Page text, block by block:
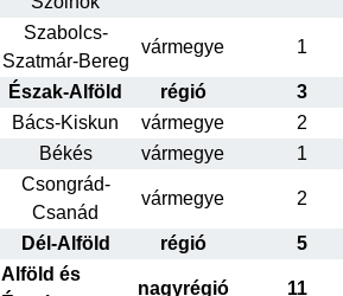
Szabolcs-
Szatmár-Bereg
vármegye 1
Észak-Alföld régió 3
Bács-Kiskun
vármegye 2
Békés
vármegye 1
Csongrád-
Csanád
vármegye 2
Dél-Alföld régió 5
Alföld és
nagyrégió 11